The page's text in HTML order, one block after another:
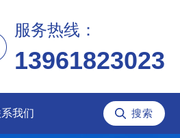
服务热线：
13961823023
我们